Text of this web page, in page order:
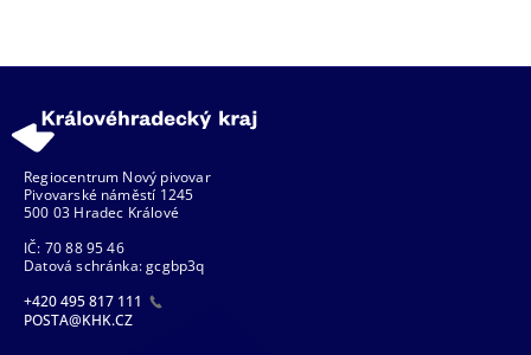
Regiocentrum Nový pivovar
Pivovarské náměstí 1245
500 03 Hradec Králové
IČ: 70 88 95 46
Datová schránka: gcgbp3q
+420 495 817 111
POSTA@KHK.CZ